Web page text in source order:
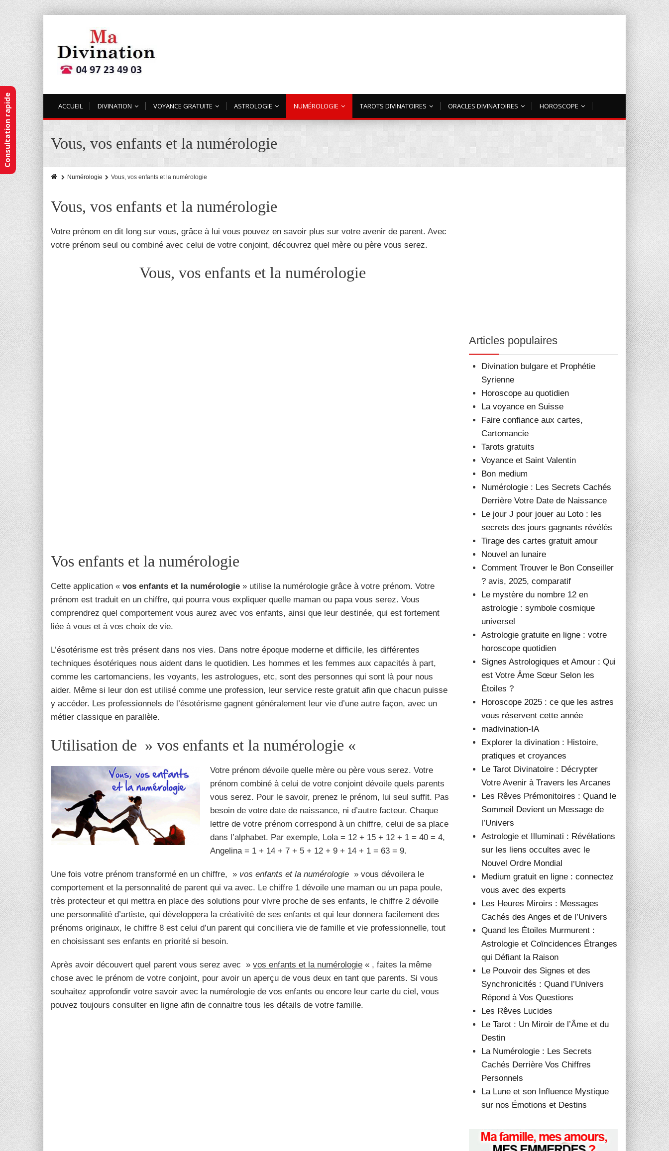
ACCUEIL DIVINATION VOYANCE GRATUITE ASTROLOGIE NUMÉROLOGIE TAROTS DIVINATOIRES ORACLES DIVINATOIRES HOROSCOPE
Vous, vos enfants et la numérologie
Numérologie Vous, vos enfants et la numérologie
Vous, vos enfants et la numérologie
Votre prénom en dit long sur vous, grâce à lui vous pouvez en savoir plus sur votre avenir de parent. Avec
votre prénom seul ou combiné avec celui de votre conjoint, découvrez quel mère ou père vous serez.
Vous, vos enfants et la numérologie
Vos enfants et la numérologie
Cette application « vos enfants et la numérologie » utilise la numérologie grâce à votre prénom. Votre
prénom est traduit en un chiffre, qui pourra vous expliquer quelle maman ou papa vous serez. Vous
comprendrez quel comportement vous aurez avec vos enfants, ainsi que leur destinée, qui est fortement
liée à vous et à vos choix de vie.
L’ésotérisme est très présent dans nos vies. Dans notre époque moderne et difficile, les différentes
techniques ésotériques nous aident dans le quotidien. Les hommes et les femmes aux capacités à part,
comme les cartomanciens, les voyants, les astrologues, etc, sont des personnes qui sont là pour nous
aider. Même si leur don est utilisé comme une profession, leur service reste gratuit afin que chacun puisse
y accéder. Les professionnels de l’ésotérisme gagnent généralement leur vie d’une autre façon, avec un
métier classique en parallèle.
Utilisation de » vos enfants et la numérologie «
Votre prénom dévoile quelle mère ou père vous serez. Votre
prénom combiné à celui de votre conjoint dévoile quels parents
vous serez. Pour le savoir, prenez le prénom, lui seul suffit. Pas
besoin de votre date de naissance, ni d’autre facteur. Chaque
lettre de votre prénom correspond à un chiffre, celui de sa place
dans l’alphabet. Par exemple, Lola = 12 + 15 + 12 + 1 = 40 = 4,
Angelina = 1 + 14 + 7 + 5 + 12 + 9 + 14 + 1 = 63 = 9.
Une fois votre prénom transformé en un chiffre, » vos enfants et la numérologie » vous dévoilera le
comportement et la personnalité de parent qui va avec. Le chiffre 1 dévoile une maman ou un papa poule,
très protecteur et qui mettra en place des solutions pour vivre proche de ses enfants, le chiffre 2 dévoile
une personnalité d’artiste, qui développera la créativité de ses enfants et qui leur donnera facilement des
prénoms originaux, le chiffre 8 est celui d’un parent qui conciliera vie de famille et vie professionnelle, tout
en choisissant ses enfants en priorité si besoin.
Après avoir découvert quel parent vous serez avec » vos enfants et la numérologie « , faites la même
chose avec le prénom de votre conjoint, pour avoir un aperçu de vous deux en tant que parents. Si vous
souhaitez approfondir votre savoir avec la numérologie de vos enfants ou encore leur carte du ciel, vous
pouvez toujours consulter en ligne afin de connaitre tous les détails de votre famille.
Articles populaires
Divination bulgare et Prophétie
Syrienne
Horoscope au quotidien
La voyance en Suisse
Faire confiance aux cartes,
Cartomancie
Tarots gratuits
Voyance et Saint Valentin
Bon medium
Numérologie : Les Secrets Cachés
Derrière Votre Date de Naissance
Le jour J pour jouer au Loto : les
secrets des jours gagnants révélés
Tirage des cartes gratuit amour
Nouvel an lunaire
Comment Trouver le Bon Conseiller
? avis, 2025, comparatif
Le mystère du nombre 12 en
astrologie : symbole cosmique
universel
Astrologie gratuite en ligne : votre
horoscope quotidien
Signes Astrologiques et Amour : Qui
est Votre Âme Sœur Selon les
Étoiles ?
Horoscope 2025 : ce que les astres
vous réservent cette année
madivination-IA
Explorer la divination : Histoire,
pratiques et croyances
Le Tarot Divinatoire : Décrypter
Votre Avenir à Travers les Arcanes
Les Rêves Prémonitoires : Quand le
Sommeil Devient un Message de
l’Univers
Astrologie et Illuminati : Révélations
sur les liens occultes avec le
Nouvel Ordre Mondial
Medium gratuit en ligne : connectez
vous avec des experts
Les Heures Miroirs : Messages
Cachés des Anges et de l’Univers
Quand les Étoiles Murmurent :
Astrologie et Coïncidences Étranges
qui Défiant la Raison
Le Pouvoir des Signes et des
Synchronicités : Quand l’Univers
Répond à Vos Questions
Les Rêves Lucides
Le Tarot : Un Miroir de l’Âme et du
Destin
La Numérologie : Les Secrets
Cachés Derrière Vos Chiffres
Personnels
La Lune et son Influence Mystique
sur nos Émotions et Destins
Consultation rapide